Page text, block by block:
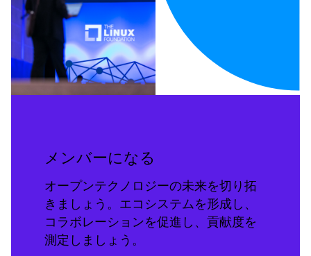
メンバーになる
オープンテクノロジーの未来を切り拓
きましょう。エコシステムを形成し、
コラボレーションを促進し、貢献度を
測定しましょう。